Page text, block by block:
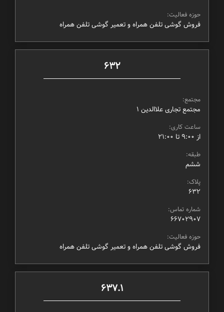
حوزه فعالیت:
فروش گوشی تلفن همراه و تعمیر گوشی تلفن همراه
632
مجتمع:
مجتمع تجاری علاالدین ۱
ساعت کاری:
از ۹:۰۰ تا ۲۱:۰۰
طبقه:
ششم
پلاک:
632
شماره تماس:
66702907
حوزه فعالیت:
فروش گوشی تلفن همراه و تعمیر گوشی تلفن همراه
637.1